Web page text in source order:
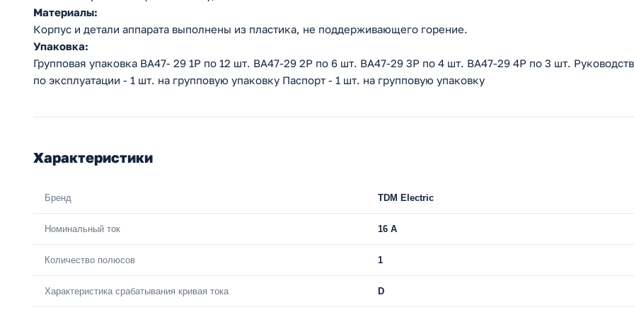
Материалы:
Корпус и детали аппарата выполнены из пластика, не поддерживающего горение.
Упаковка:
Групповая упаковка ВА47- 29 1Р по 12 шт. ВА47-29 2Р по 6 шт. ВА47-29 3Р по 4 шт. ВА47-29 4Р по 3 шт.
по эксплуатации - 1 шт. на групповую упаковку Паспорт - 1 шт. на групповую упаковку
Характеристики
Бренд TDM Electric
Номинальный ток 16 A
Количество полюсов 1
Характеристика срабатывания кривая тока D